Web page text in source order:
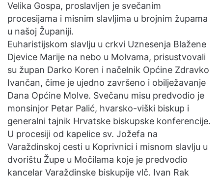
Velika Gospa, proslavljen je svečanim
procesijama i misnim slavljima u brojnim župama
u našoj Županiji.
Euharistijskom slavlju u crkvi Uznesenja Blažene
Djevice Marije na nebo u Molvama, prisustvovali
su župan Darko Koren i načelnik Općine Zdravko
Ivančan, čime je ujedno završeno i obilježavanje
Dana Općine Molve. Svečanu misu predvodio je
monsinjor Petar Palić, hvarsko-viški biskup i
generalni tajnik Hrvatske biskupske konferencije.
U procesiji od kapelice sv. Jožefa na
Varaždinskoj cesti u Koprivnici i misnom slavlju u
dvorištu Župe u Močilama koje je predvodio
kancelar Varaždinske biskupije vlč. Ivan Rak